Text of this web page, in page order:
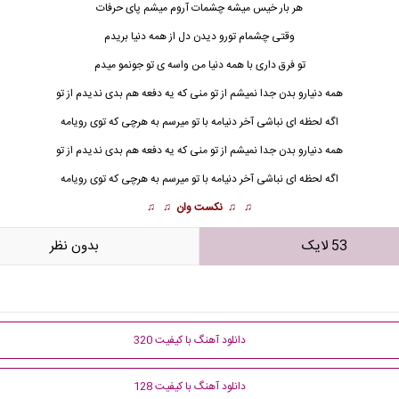
هر بار خیس میشه چشمات آروم میشم پای حرفات
وقتی چشمام تورو دیدن دل از همه دنیا بریدم
تو فرق داری با همه دنیا من واسه ی تو جونمو میدم
همهدنیارو بدن جدا نمیشم از تو منی که یه دفعه هم بدی ندیدم از تو
اگه لحظه ای نباشی آخر دنیامه با تو میرسم به هرچی که توی رویامه
همه دنیارو بدن جدا نمیشم از تو منی که یه دفعه هم بدی ندیدم از تو
اگه لحظه ای نباشی آخر دنیامه با تو میرسم به هرچی که توی رویامه
♫ ♫ نکست وان ♫ ♫
53 لایک بدون نظر
دانلود آهنگ با کیفیت 320
دانلود آهنگ با کیفیت 128